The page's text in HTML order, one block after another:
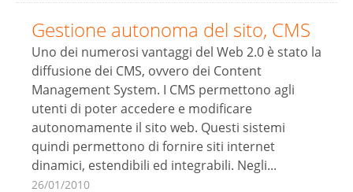
Gestione autonoma del sito, CMS
Uno dei numerosi vantaggi del Web 2.0 è stato la
diffusione dei CMS, ovvero dei Content
Management System. I CMS permettono agli
utenti di poter accedere e modificare
autonomamente il sito web. Questi sistemi
quindi permettono di fornire siti internet
dinamici, estendibili ed integrabili. Negli...
26/01/2010